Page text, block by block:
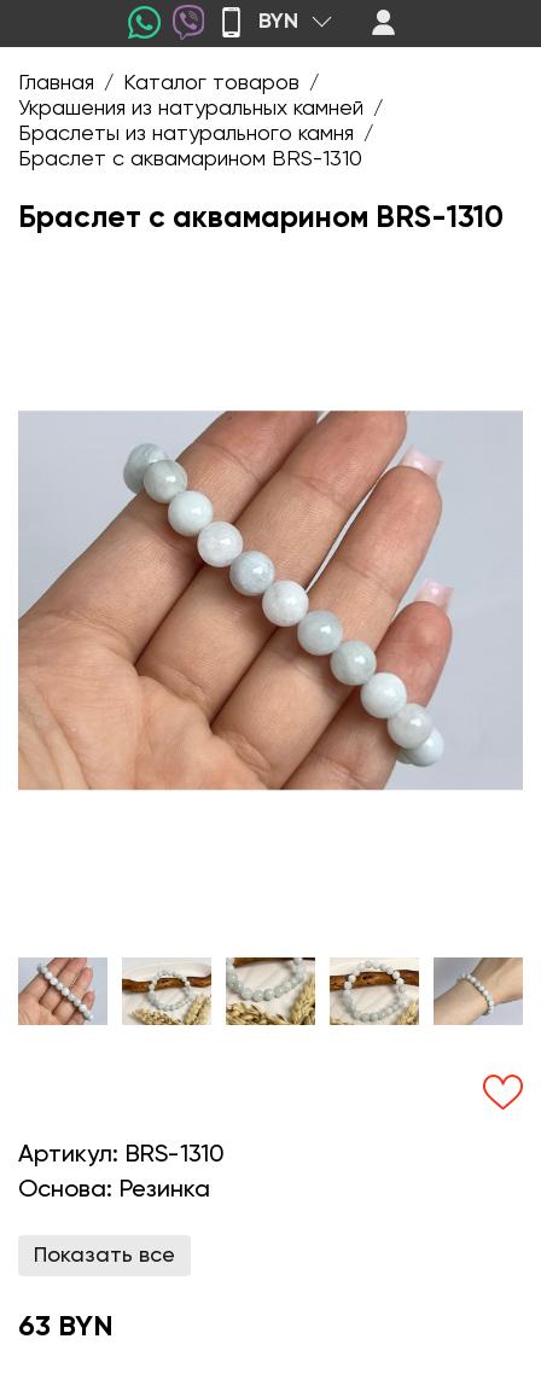
BYN
Главная / Каталог товаров /
Украшения из натуральных камней /
Браслеты из натурального камня /
Браслет с аквамарином BRS-1310
Браслет с аквамарином BRS-1310
Артикул: BRS-1310
Основа: Резинка
Показать все
63 BYN